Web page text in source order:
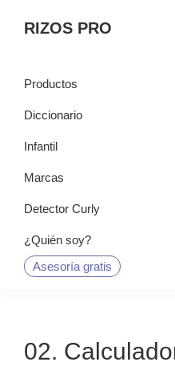
navegación
principal
barra
RIZOS PRO
Productos
Diccionario
Infantil
Marcas
Detector Curly
¿Quién soy?
Asesoría gratis
02.